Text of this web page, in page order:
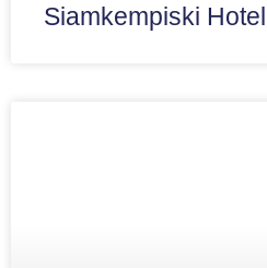
Siamkempiski Hotel